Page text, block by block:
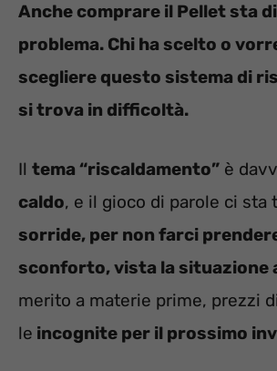
Anche comprare il Pellet sta
problema. Chi ha scelto o
scegliere questo sistema di
si trova in difficoltà.
Il tema “riscaldamento” è
caldo, e il gioco di parole ci sta
sorride, per non farci
sconforto, vista la situazione
merito a materie prime, prezzi
le incognite per il prossimo